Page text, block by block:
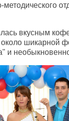
методического
вкусным
шикарной
и